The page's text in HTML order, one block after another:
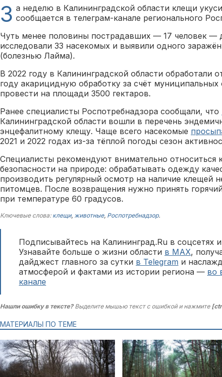
З а неделю в Калининградской области клещи
сообщается в телеграм-канале регионального
Чуть менее половины пострадавших — 17 человек —
исследовали 33 насекомых и выявили одного
(болезнью Лайма).
В 2022 году в Калининградской области обработали
году акарицидную обработку за счёт
провести на площади 3500 гектаров.
Ранее специалисты Роспотребнадзора сообщали, что
Калининградской области вошли в перечень
энцефалитному клещу. Чаще всего насекомые
2021 и 2022 годах из-за тёплой погоды сезон
Специалисты рекомендуют внимательно относиться
безопасности на природе: обрабатывать одежду
производить регулярный осмотр на наличие клещей
питомцев. После возвращения нужно принять
при температуре 60 градусов.
Ключевые слова: клещи, животные, Роспотребнадзор.
Подписывайтесь на Калининград.Ru в соцсетях
Узнавайте больше о жизни области в MAX,
дайджест главного за сутки в Telegram и
атмосферой и фактами из истории региона — во
канале
Нашли ошибку в тексте?Выделите мышью текст с ошибкой и нажмите
МАТЕРИАЛЫ ПО ТЕМЕ